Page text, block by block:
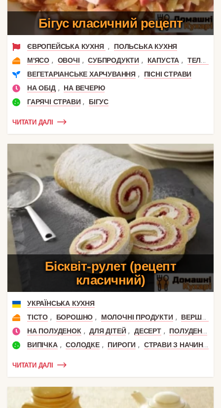
Бігус класичний рецепт
ЄВРОПЕЙСЬКА КУХНЯ ,
ПОЛЬСЬКА КУХНЯ
М'ЯСО , ОВОЧІ , СУБПРОДУКТИ , КАПУСТА ,
ТЕЛЯТИНА
ВЕГЕТАРІАНСЬКЕ ХАРЧУВАННЯ ,
ПІСНІ СТРАВИ
НА ОБІД ,
НА ВЕЧЕРЮ
ГАРЯЧІ СТРАВИ , БІГУС
ЧИТАТИ ДАЛІ
Бісквіт-рулет (рецепт
класичний)
УКРАЇНСЬКА КУХНЯ
ТІСТО , БОРОШНО , МОЛОЧНІ ПРОДУКТИ , ВЕРШКИ
НА ПОЛУДЕНОК , ДЛЯ ДІТЕЙ , ДЕСЕРТ ,
ПОЛУДЕНЬ
ВИПІЧКА , СОЛОДКЕ , ПИРОГИ , СТРАВИ З НАЧИНКОЮ
ЧИТАТИ ДАЛІ